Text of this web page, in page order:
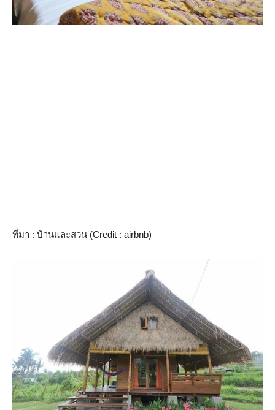
ที่มา : บ้านและสวน (Credit : airbnb)